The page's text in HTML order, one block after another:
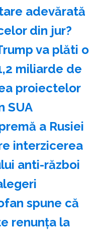
adevărată
din jur?
va plăti o
miliarde de
proiectelor
SUA
a Rusiei
interzicerea
anti-război
spune că
renunţa la